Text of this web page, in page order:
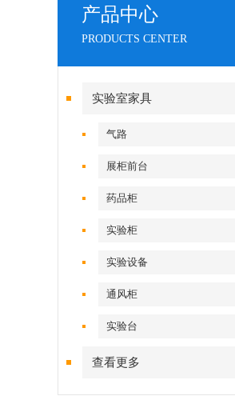
产品中心
PRODUCTS CENTER
实验室家具
气路
展柜前台
药品柜
实验柜
实验设备
通风柜
实验台
查看更多